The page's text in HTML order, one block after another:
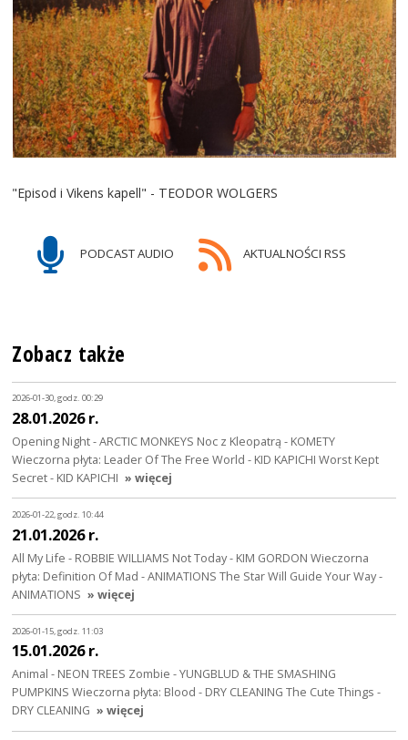
"Episod i Vikens kapell" - TEODOR WOLGERS
PODCAST AUDIO AKTUALNOŚCI RSS
Zobacz także
2026-01-30, godz. 00:29
28.01.2026 r.
Opening Night - ARCTIC MONKEYS Noc z Kleopatrą - KOMETY
Wieczorna płyta: Leader Of The Free World - KID KAPICHI Worst Kept
Secret - KID KAPICHI » więcej
2026-01-22, godz. 10:44
21.01.2026 r.
All My Life - ROBBIE WILLIAMS Not Today - KIM GORDON Wieczorna
płyta: Definition Of Mad - ANIMATIONS The Star Will Guide Your Way -
ANIMATIONS » więcej
2026-01-15, godz. 11:03
15.01.2026 r.
Animal - NEON TREES Zombie - YUNGBLUD & THE SMASHING
PUMPKINS Wieczorna płyta: Blood - DRY CLEANING The Cute Things -
DRY CLEANING » więcej